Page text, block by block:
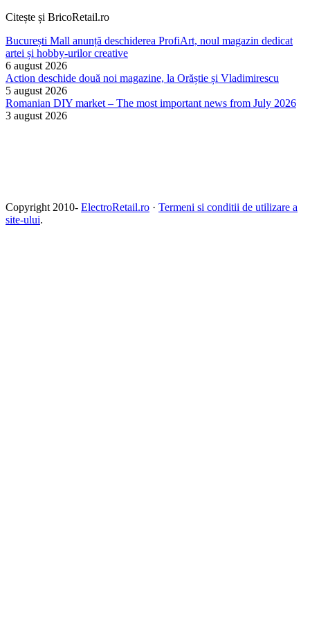
Citește și BricoRetail.ro
București Mall anunță deschiderea ProfiArt, noul magazin dedicat
artei și hobby-urilor creative
6 august 2026
Action deschide două noi magazine, la Orăștie și Vladimirescu
5 august 2026
Romanian DIY market – The most important news from July 2026
3 august 2026
Copyright 2010- ElectroRetail.ro · Termeni si conditii de utilizare a
site-ului.